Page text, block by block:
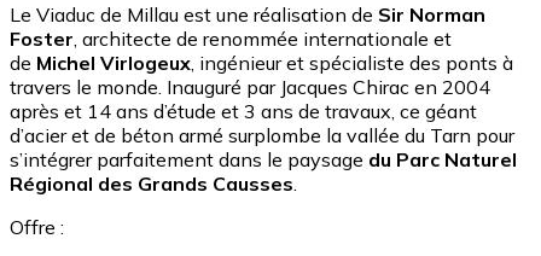
Le Viaduc de Millau est une réalisation de Sir Norman
Foster , architecte de renommée internationale et
de Michel Virlogeux , ingénieur et spécialiste des ponts à
travers le monde. Inauguré par Jacques Chirac en 2004
après et 14 ans d’étude et 3 ans de travaux, ce géant
d’acier et de béton armé surplombe la vallée du Tarn pour
s’intégrer parfaitement dans le paysage du Parc Naturel
Régional des Grands Causses
Offre :